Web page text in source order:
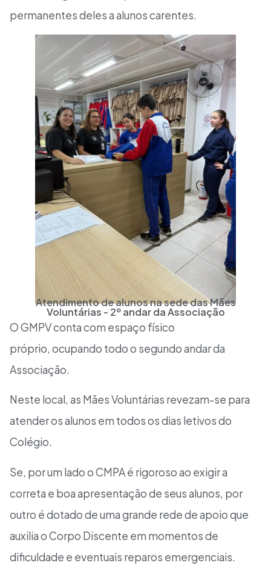
permanentes deles a alunos carentes.
Atendimento de alunos na sede das Mães
Voluntárias - 2º andar da Associação
O GMPV conta com espaço físico
próprio, ocupando todo o segundo andar da
Associação.
Neste local, as Mães Voluntárias revezam-se para
atender os alunos em todos os dias letivos do
Colégio.
Se, por um lado o CMPA é rigoroso ao exigir a
correta e boa apresentação de seus alunos, por
outro é dotado de uma grande rede de apoio que
auxilia o Corpo Discente em momentos de
dificuldade e eventuais reparos emergenciais.